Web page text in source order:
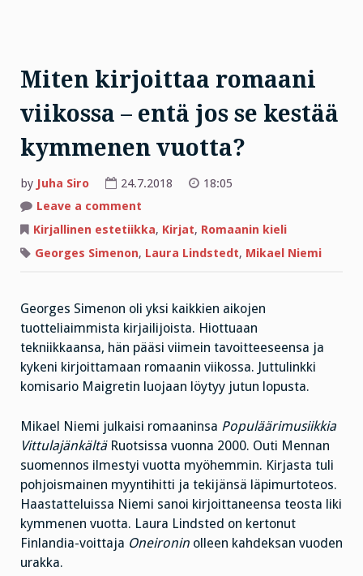
Miten kirjoittaa romaani
viikossa – entä jos se kestää
kymmenen vuotta?
by Juha Siro 24.7.2018
18:05
Leave a comment
kirjoittaa
romaani
viikossa
kestää
kymmenen
vuotta?
Kirjallinen estetiikka, Kirjat, Romaanin kieli
Georges Simenon, Laura Lindstedt, Mikael Niemi
Georges Simenon oli yksi kaikkien aikojen
tuotteliaimmista kirjailijoista. Hiottuaan
tekniikkaansa, hän pääsi viimein tavoitteeseensa ja
kykeni kirjoittamaan romaanin viikossa. Juttulinkki
komisario Maigretin luojaan löytyy jutun lopusta.
Mikael Niemi julkaisi romaaninsa Populäärimusiikkia
VittulajänkältäRuotsissa vuonna 2000. Outi Mennan
suomennos ilmestyi vuotta myöhemmin. Kirjasta tuli
pohjoismainen myyntihitti ja tekijänsä läpimurtoteos.
Haastatteluissa Niemi sanoi kirjoittaneensa teosta liki
kymmenen vuotta. Laura Lindsted on kertonut
Finlandia-voittaja Oneironin olleen kahdeksan vuoden
urakka.